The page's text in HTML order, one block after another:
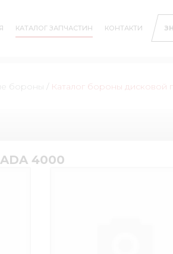
КАТАЛОГ ЗАПЧАСТИН КОНТАКТИ
бороны / Каталог бороны дисковой
4000